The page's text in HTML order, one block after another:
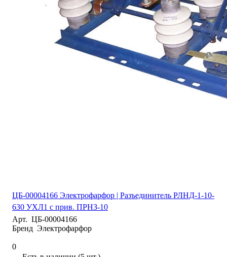
ЦБ-00004166 Электрофарфор | Разъединитель РЛНД-1-10-
630 УХЛ1 с прив. ПРНЗ-10
Арт. ЦБ-00004166
Бренд Электрофарфор
0